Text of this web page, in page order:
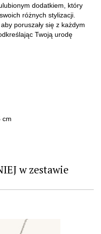
dodatkiem, który
różnych stylizacji.
poruszały się z każdym
Twoją urodę
cm
w zestawie